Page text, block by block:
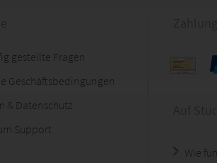
gestellte Fragen
Geschäftsbedingungen
& Datenschutz
Support
Wie